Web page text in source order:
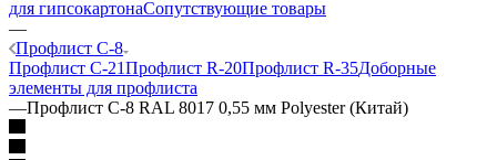
для гипсокартонаСопутствующие товары
—
Профлист C-8
Профлист C-21Профлист R-20Профлист R-35Доборные
элементы для профлиста
—Профлист C-8 RAL 8017 0,55 мм Polyester (Китай)